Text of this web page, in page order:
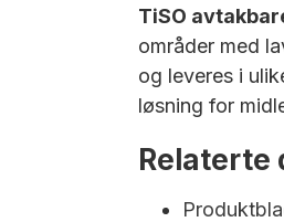
TiSO
områder med
og leveres i
løsning for
Relaterte